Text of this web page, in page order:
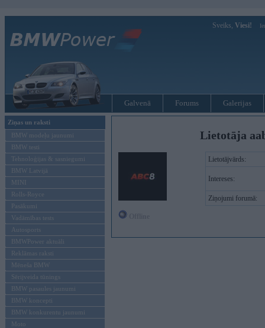
Sveiks, Viesi!
Galvenā Forums Galerijas
Ziņas un raksti
BMW modeļu jaunumi
BMW testi
Tehnoloģijas & sasniegumi
BMW Latvijā
MINI
Rolls-Royce
Pasākumi
Vadāmības tests
Autosports
BMWPower aktuāli
Reklāmas raksti
Mēneša BMW
Sērijveida tūnings
BMW pasaules jaunumi
BMW koncepti
BMW konkurentu jaunumi
Moto
Lietotāja
Lietotājvārds:
Intereses:
Ziņojumi forumā: